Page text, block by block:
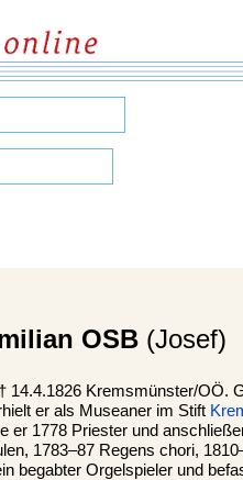
OSB (Josef)
† 14.4.1826 Kremsmünster/OÖ.
er als Museaner im Stift
er 1778 Priester und
1783–87 Regens chori,
begabter Orgelspieler und